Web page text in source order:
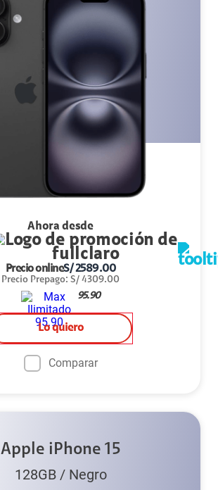
Ahora desde
Precio onlineS/2589.00
Precio Prepago: S/ 4309.00
95.90
Lo quiero
Comparar
Apple iPhone 15
128GB/ Negro